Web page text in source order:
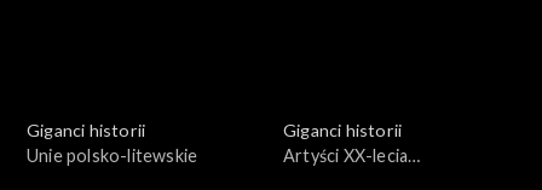
Giganci historii
Unie polsko-litewskie
Giganci historii
Artyści XX-lecia